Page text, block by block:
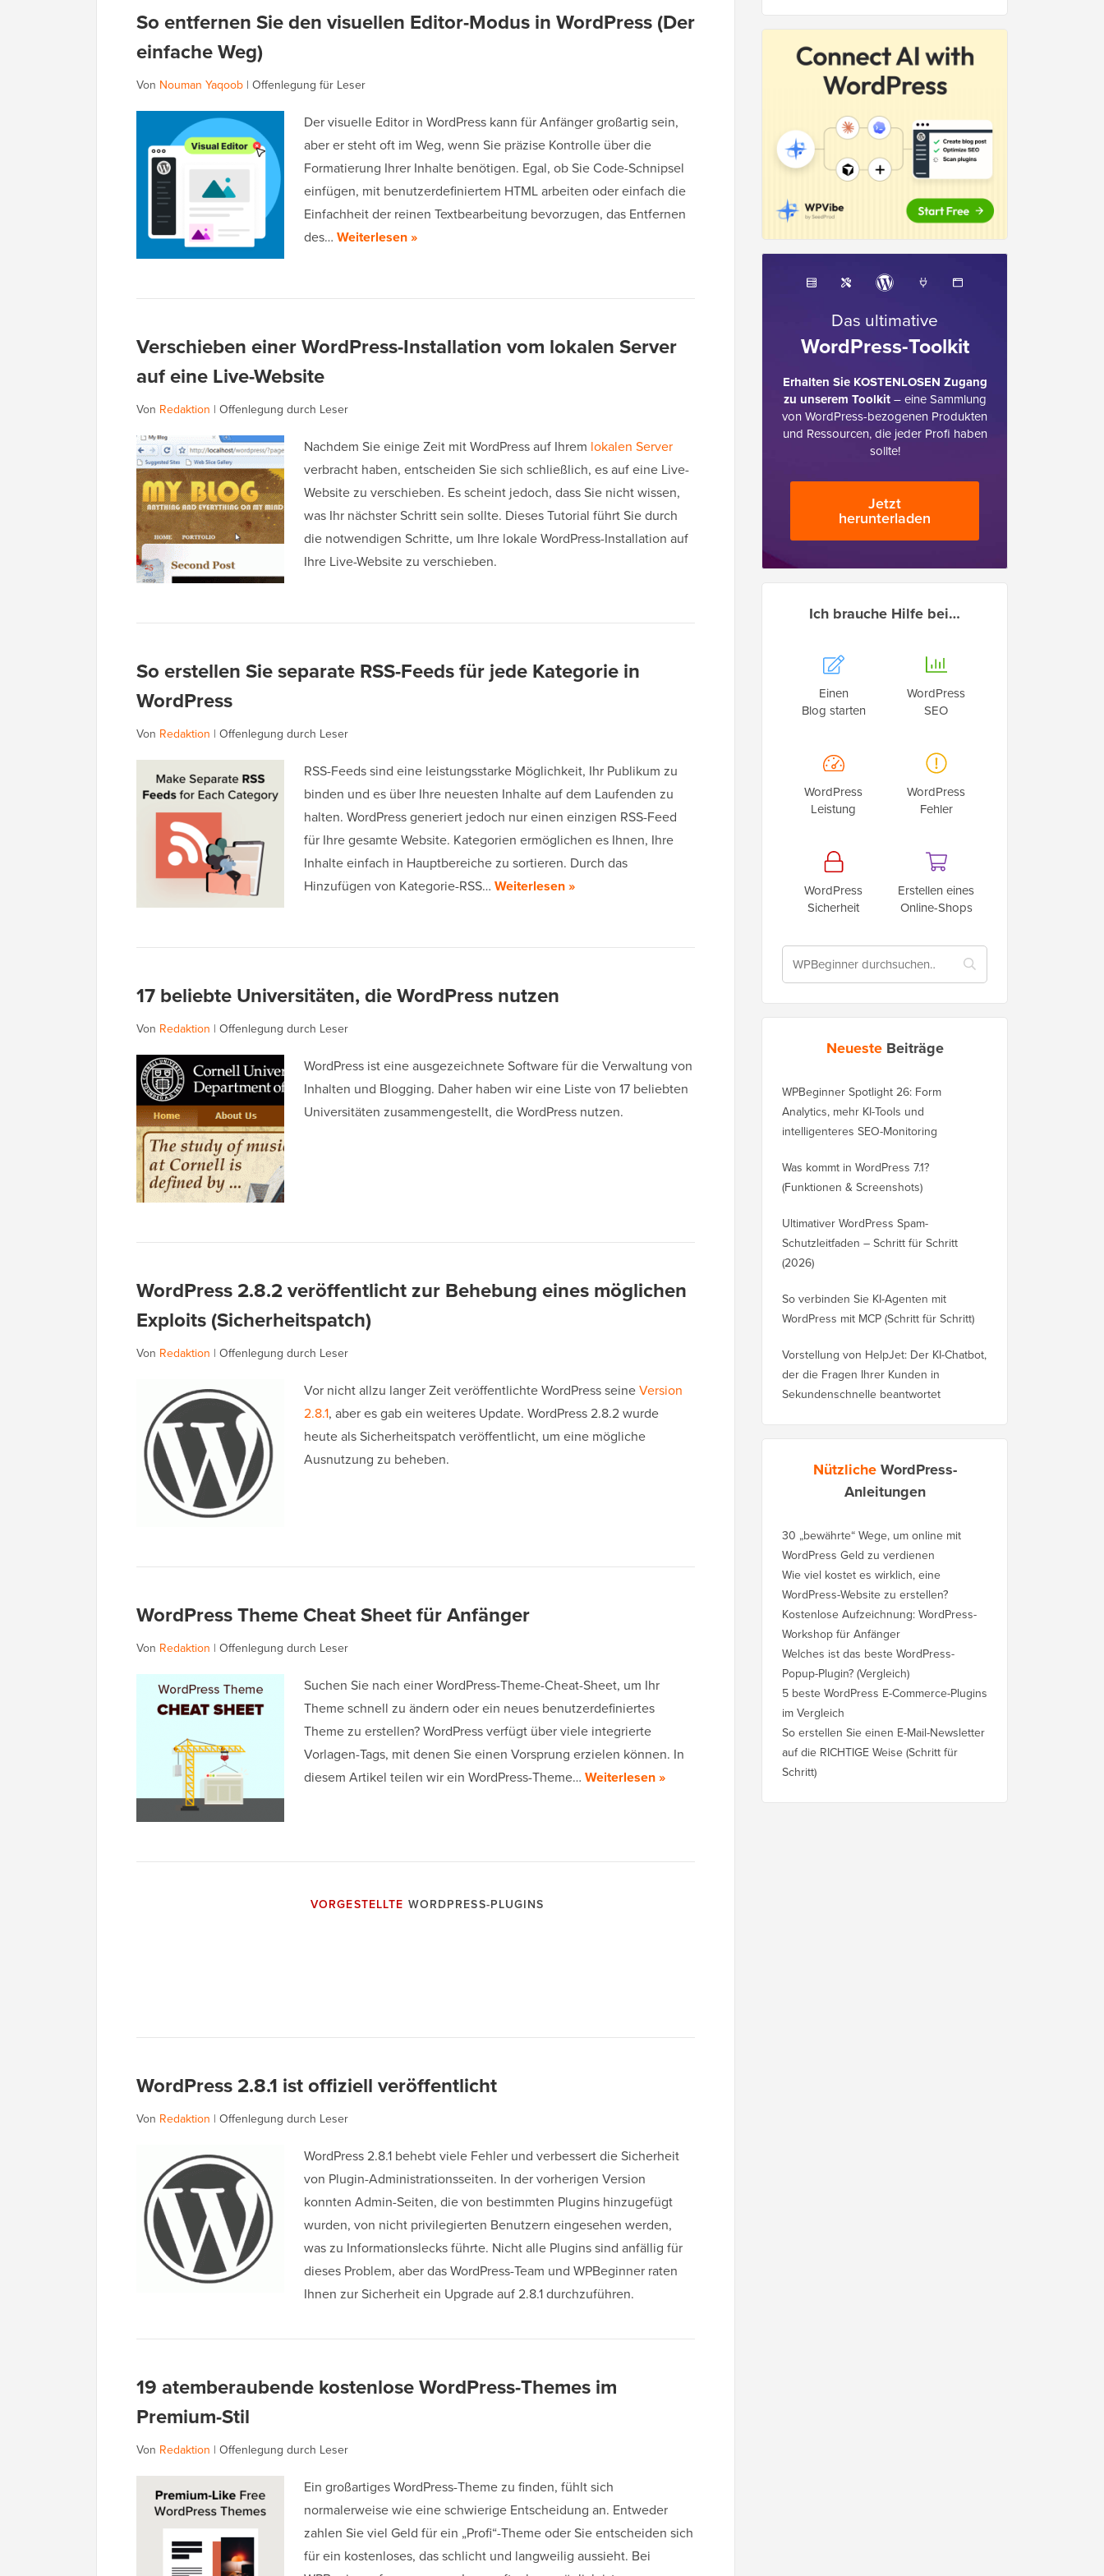
So entfernen Sie den visuellen Editor-Modus in WordPress (Der
einfache Weg)
Von Nouman Yaqoob | Offenlegung für Leser
Der visuelle Editor in WordPress kann für Anfänger großartig sein,
aber er steht oft im Weg, wenn Sie präzise Kontrolle über die
Formatierung Ihrer Inhalte benötigen. Egal, ob Sie Code-Schnipsel
einfügen, mit benutzerdefiniertem HTML arbeiten oder einfach die
Einfachheit der reinen Textbearbeitung bevorzugen, das Entfernen
des… Weiterlesen »
Verschieben einer WordPress-Installation vom lokalen Server
auf eine Live-Website
Von Redaktion | Offenlegung durch Leser
Nachdem Sie einige Zeit mit WordPress auf Ihrem lokalen Server
verbracht haben, entscheiden Sie sich schließlich, es auf eine Live-
Website zu verschieben. Es scheint jedoch, dass Sie nicht wissen,
was Ihr nächster Schritt sein sollte. Dieses Tutorial führt Sie durch
die notwendigen Schritte, um Ihre lokale WordPress-Installation auf
Ihre Live-Website zu verschieben.
So erstellen Sie separate RSS-Feeds für jede Kategorie in
WordPress
Von Redaktion | Offenlegung durch Leser
RSS-Feeds sind eine leistungsstarke Möglichkeit, Ihr Publikum zu
binden und es über Ihre neuesten Inhalte auf dem Laufenden zu
halten. WordPress generiert jedoch nur einen einzigen RSS-Feed
für Ihre gesamte Website. Kategorien ermöglichen es Ihnen, Ihre
Inhalte einfach in Hauptbereiche zu sortieren. Durch das
Hinzufügen von Kategorie-RSS… Weiterlesen »
17 beliebte Universitäten, die WordPress nutzen
Von Redaktion | Offenlegung durch Leser
WordPress ist eine ausgezeichnete Software für die Verwaltung von
Inhalten und Blogging. Daher haben wir eine Liste von 17 beliebten
Universitäten zusammengestellt, die WordPress nutzen.
WordPress 2.8.2 veröffentlicht zur Behebung eines möglichen
Exploits (Sicherheitspatch)
Von Redaktion | Offenlegung durch Leser
Vor nicht allzu langer Zeit veröffentlichte WordPress seineVersion
2.8.1, aber es gab ein weiteres Update. WordPress 2.8.2 wurde
heute als Sicherheitspatch veröffentlicht, um eine mögliche
Ausnutzung zu beheben.
WordPress Theme Cheat Sheet für Anfänger
Von Redaktion | Offenlegung durch Leser
Suchen Sie nach einer WordPress-Theme-Cheat-Sheet, um Ihr
Theme schnell zu ändern oder ein neues benutzerdefiniertes
Theme zu erstellen? WordPress verfügt über viele integrierte
Vorlagen-Tags, mit denen Sie einen Vorsprung erzielen können. In
diesem Artikel teilen wir ein WordPress-Theme… Weiterlesen »
VORGESTELLTE WORDPRESS-PLUGINS
WordPress 2.8.1 ist offiziell veröffentlicht
Von Redaktion | Offenlegung durch Leser
WordPress 2.8.1 behebt viele Fehler und verbessert die Sicherheit
von Plugin-Administrationsseiten. In der vorherigen Version
konnten Admin-Seiten, die von bestimmten Plugins hinzugefügt
wurden, von nicht privilegierten Benutzern eingesehen werden,
was zu Informationslecks führte. Nicht alle Plugins sind anfällig für
dieses Problem, aber das WordPress-Team und WPBeginner raten
Ihnen zur Sicherheit ein Upgrade auf 2.8.1 durchzuführen.
19 atemberaubende kostenlose WordPress-Themes im
Premium-Stil
Von Redaktion | Offenlegung durch Leser
Ein großartiges WordPress-Theme zu finden, fühlt sich
normalerweise wie eine schwierige Entscheidung an. Entweder
zahlen Sie viel Geld für ein „Profi“-Theme oder Sie entscheiden sich
für ein kostenloses, das schlicht und langweilig aussieht. Bei
Das ultimative
WordPress-Toolkit
Erhalten Sie KOSTENLOSEN Zugang
zu unserem Toolkit– eine Sammlung
von WordPress-bezogenen Produkten
und Ressourcen, die jeder Profi haben
sollte!
Jetzt
herunterladen
Ich brauche Hilfe bei…
Einen
Blog starten
WordPress
SEO
WordPress
Leistung
WordPress
Fehler
WordPress
Sicherheit
Erstellen eines
Online-Shops
Neueste Beiträge
WPBeginner Spotlight 26: Form
Analytics, mehr KI-Tools und
intelligenteres SEO-Monitoring
Was kommt in WordPress 7.1?
(Funktionen & Screenshots)
Ultimativer WordPress Spam-
Schutzleitfaden – Schritt für Schritt
(2026)
So verbinden Sie KI-Agenten mit
WordPress mit MCP (Schritt für Schritt)
Vorstellung von HelpJet: Der KI-Chatbot,
der die Fragen Ihrer Kunden in
Sekundenschnelle beantwortet
NützlicheWordPress-
Anleitungen
30 „bewährte“ Wege, um online mit
WordPress Geld zu verdienen
Wie viel kostet es wirklich, eine
WordPress-Website zu erstellen?
Kostenlose Aufzeichnung: WordPress-
Workshop für Anfänger
Welches ist das beste WordPress-
Popup-Plugin? (Vergleich)
5 beste WordPress E-Commerce-Plugins
im Vergleich
So erstellen Sie einen E-Mail-Newsletter
auf die RICHTIGE Weise (Schritt für
Schritt)